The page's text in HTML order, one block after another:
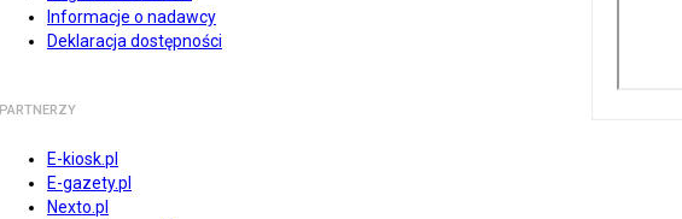
Informacje o nadawcy
Deklaracja dostępności
PARTNERZY
E-kiosk.pl
E-gazety.pl
Nexto.pl